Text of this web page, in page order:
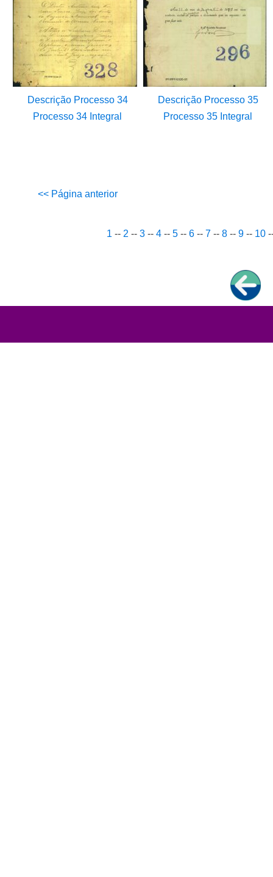
Descrição Processo 34
Descrição Processo 35
Processo 34 Integral
Processo 35 Integral
<< Página anterior
1 -- 2 -- 3 -- 4 -- 5 -- 6 -- 7 -- 8 -- 9 -- 10